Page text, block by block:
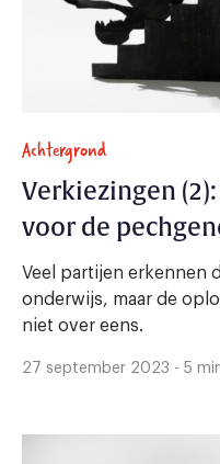
Achtergrond
Verkiezingen
voor de
Veel partijen erkennen
onderwijs, maar de
niet over eens.
27 september 2023 - 5